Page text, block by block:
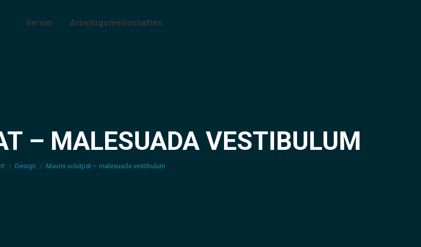
Verein Arbeitsgemeinschaften
– MALESUADA VESTIBULUM
Sie befinden sich hier:
Design Mauris volutpat – malesuada vestibulum